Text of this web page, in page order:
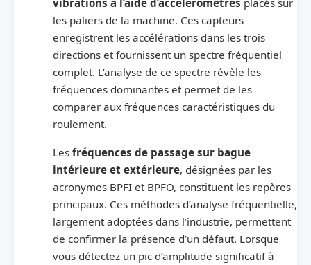
les paliers de la machine. Ces capteurs
enregistrent les accélérations dans les trois
directions et fournissent un spectre fréquentiel
complet. L’analyse de ce spectre révèle les
fréquences dominantes et permet de les
comparer aux fréquences caractéristiques du
roulement.
Les fréquences de passage sur bague
intérieure et extérieure, désignées par les
acronymes BPFI et BPFO, constituent les repères
principaux. Ces méthodes d’analyse fréquentielle,
largement adoptées dans l’industrie, permettent
de confirmer la présence d’un défaut. Lorsque
vous détectez un pic d’amplitude significatif à